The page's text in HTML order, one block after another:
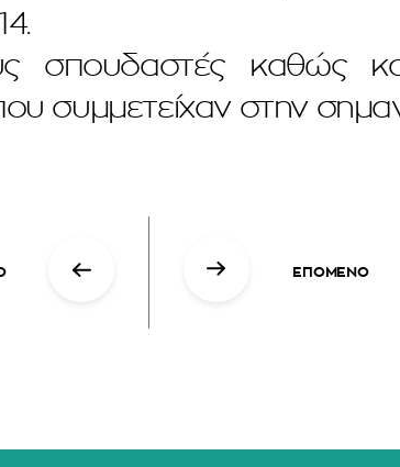
σπουδαστές καθώς
συμμετείχαν στην
ΕΠΟΜΕΝΟ